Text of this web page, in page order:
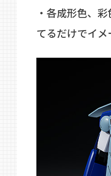
・各成形色、
てるだけでイ